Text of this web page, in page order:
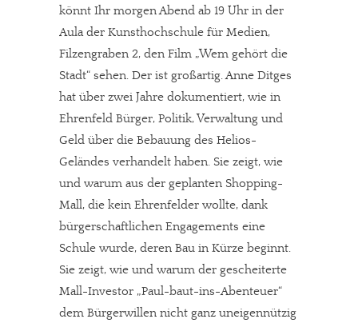
könnt Ihr morgen Abend ab 19 Uhr in der
Aula der Kunsthochschule für Medien,
Filzengraben 2, den Film „Wem gehört die
Stadt“ sehen. Der ist großartig. Anne Ditges
hat über zwei Jahre dokumentiert, wie in
Ehrenfeld Bürger, Politik, Verwaltung und
Geld über die Bebauung des Helios-
Geländes verhandelt haben. Sie zeigt, wie
und warum aus der geplanten Shopping-
Mall, die kein Ehrenfelder wollte, dank
bürgerschaftlichen Engagements eine
Schule wurde, deren Bau in Kürze beginnt.
Sie zeigt, wie und warum der gescheiterte
Mall-Investor „Paul-baut-ins-Abenteuer“
dem Bürgerwillen nicht ganz uneigennützig